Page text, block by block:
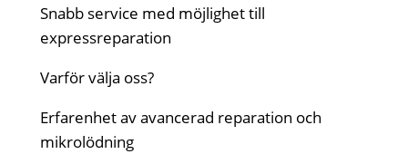
Snabb service med möjlighet till
expressreparation
Varför välja oss?
Erfarenhet av avancerad reparation och
mikrolödning